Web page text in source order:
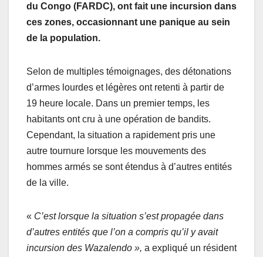
du Congo (FARDC), ont fait une incursion dans
ces zones, occasionnant une panique au sein
de la population.
Selon de multiples témoignages, des détonations
d’armes lourdes et légères ont retenti à partir de
19 heure locale. Dans un premier temps, les
habitants ont cru à une opération de bandits.
Cependant, la situation a rapidement pris une
autre tournure lorsque les mouvements des
hommes armés se sont étendus à d’autres entités
de la ville.
« C’est lorsque la situation s’est propagée dans
d’autres entités que l’on a compris qu’il y avait
incursion des Wazalendo », a expliqué un résident